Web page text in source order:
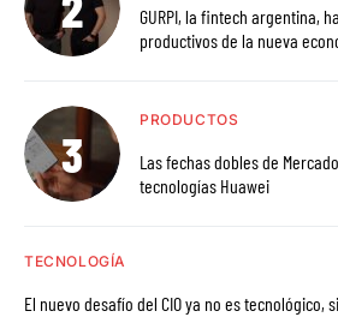
GURPI, la fintech argentina, habilita el acceso a activos
productivos de la nueva
PRODUCTOS
Las fechas dobles de
tecnologías Huawei
TECNOLOGÍA
El nuevo desafío del CIO ya no es tecnológico,